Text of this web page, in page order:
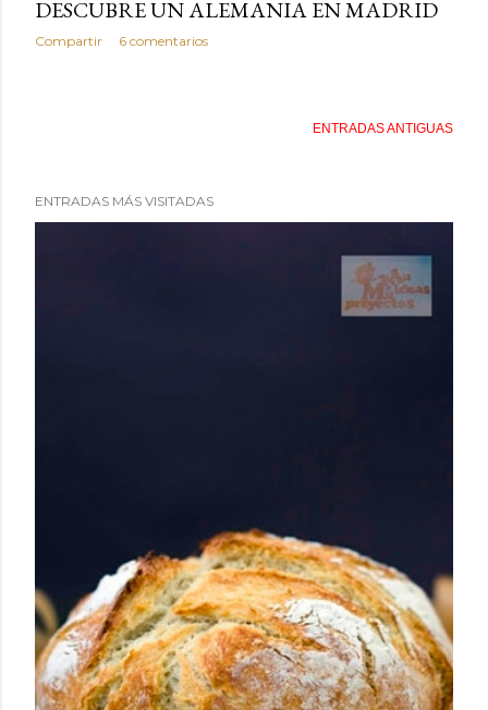
DESCUBRE UN ALEMANIA EN MADRID
Compartir 6 comentarios
ENTRADAS ANTIGUAS
ENTRADAS MÁS VISITADAS